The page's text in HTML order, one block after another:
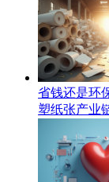
省钱还是环
塑纸张产业